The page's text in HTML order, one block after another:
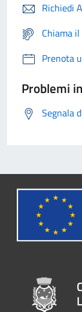
Richiedi
Chiama
Prenota
Problemi
Segnala